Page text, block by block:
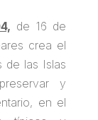
de 16 de
crea el
de las Islas
y
en el